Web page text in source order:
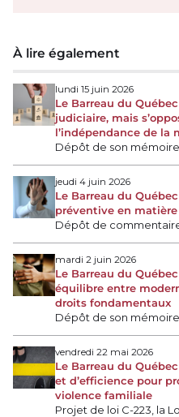
À lire également
lundi 15 juin 2026
Le Barreau du
judiciaire, mais
l’indépendance de la
Dépôt de son
jeudi 4 juin 2026
Le Barreau du
préventive en
Dépôt de
mardi 2 juin 2026
Le Barreau du
équilibre entre
droits fondamentaux
Dépôt de son
vendredi 22 mai 2026
Le Barreau du
et d’efficience pour
violence familiale
Projet de loi C-223, la